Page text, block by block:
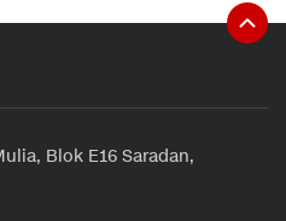
Blok E16 Saradan,